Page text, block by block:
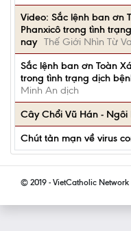
Video: Sắc lệnh ban ơn
Phanxicô trong tình
nay Thế Giới Nhìn Từ
Sắc lệnh ban ơn Toàn
trong tình trạng dịch
Minh An dịch
Cây Chổi Vũ Hán - Ngôi
Chút tản mạn về virus
© 2019 - VietCatholic